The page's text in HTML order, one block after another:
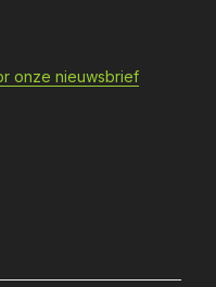
onze nieuwsbrief